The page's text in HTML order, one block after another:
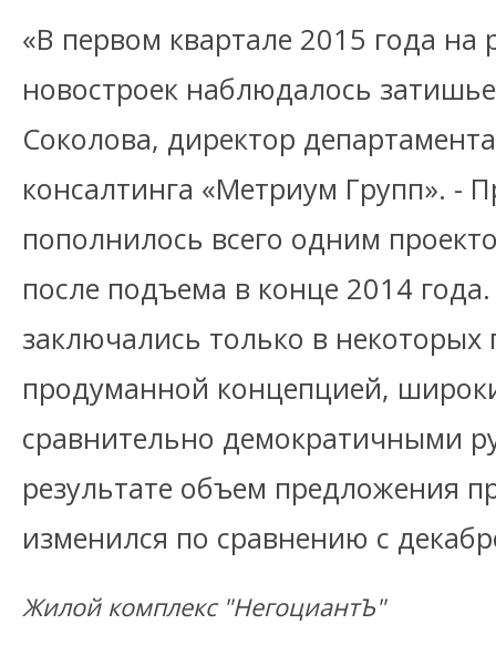
«В первом квартале 2015 года на
новостроек наблюдалось
Соколова, директор
консалтинга «Метриум Групп». -
пополнилось всего одним
после подъема в конце 2014
заключались только в некоторых
продуманной концепцией,
сравнительно демократичными
результате объем предложения
изменился по сравнению с
Жилой комплекс "НегоциантЪ"